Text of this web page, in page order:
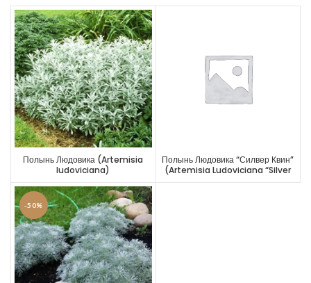
Полынь Людовика (Artemisia
ludoviciana)
Полынь Людовика “Силвер Квин”
(Artemisia Ludoviciana “Silver
Queen”)
-50%